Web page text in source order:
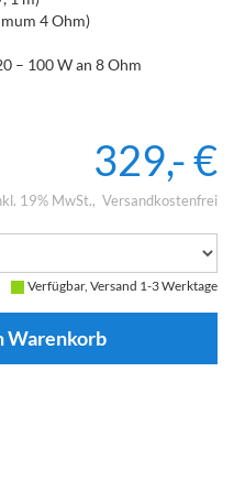
4 Ohm)
– 100 W an 8 Ohm
329,- €
19% MwSt. Versandkostenfrei
Verfügbar, Versand 1-3 Werktage